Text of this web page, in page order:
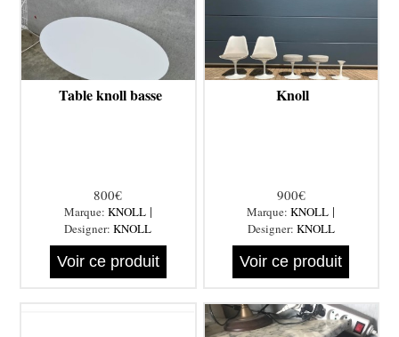
Table knoll basse
800€
Marque: KNOLL|
Designer:KNOLL
Voir ce produit
Knoll
900€
Marque:KNOLL |
Designer: KNOLL
Voir ce produit